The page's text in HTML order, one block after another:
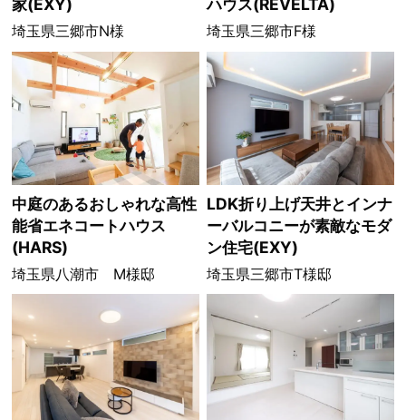
家(EXY)
埼玉県三郷市N様
ハウス(REVELTA)
埼玉県三郷市F様
中庭のあるおしゃれな高性
能省エネコートハウス
(HARS)
埼玉県八潮市 M様邸
LDK折り上げ天井とインナ
ーバルコニーが素敵なモダ
ン住宅(EXY)
埼玉県三郷市T様邸